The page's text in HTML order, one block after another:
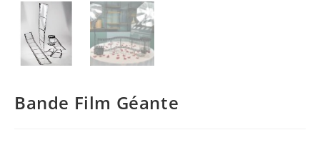
Bande Film Géante